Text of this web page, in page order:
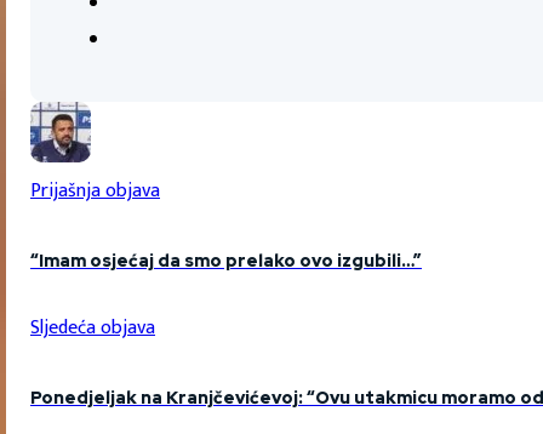
Prijašnja objava
“Imam osjećaj da smo prelako ovo izgubili…”
Sljedeća objava
Ponedjeljak na Kranjčevićevoj: “Ovu utakmicu moramo